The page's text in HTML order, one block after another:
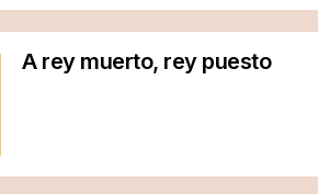
A rey muerto, rey puesto